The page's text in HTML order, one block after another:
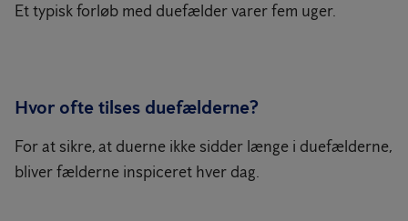
Et typisk forløb med duefælder varer fem uger.
Hvor ofte tilses duefælderne?
For at sikre, at duerne ikke sidder længe i duefælderne,
bliver fælderne inspiceret hver dag.